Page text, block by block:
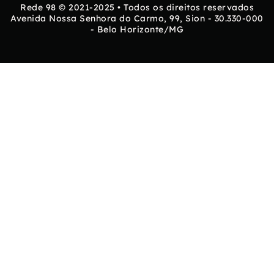
Rede 98 © 2021-2025 • Todos os direitos reservados
Avenida Nossa Senhora do Carmo, 99, Sion - 30.330-000
- Belo Horizonte/MG